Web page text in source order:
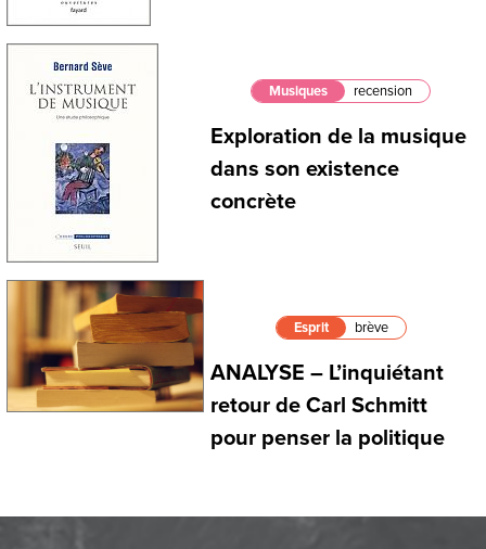
Musiques recension
Exploration de la musique
dans son existence
concrète
Esprit brève
ANALYSE – L’inquiétant
retour de Carl Schmitt
pour penser la politique